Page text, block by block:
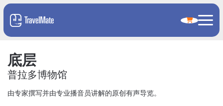
底层
普拉多博物馆
由专家撰写并由专业播音员讲解的原创有声导览。